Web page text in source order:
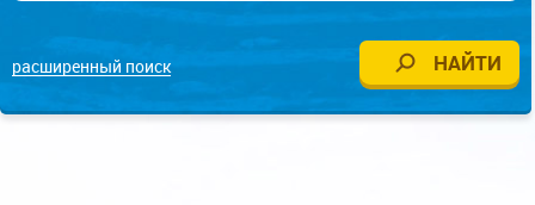
расширенный поиск